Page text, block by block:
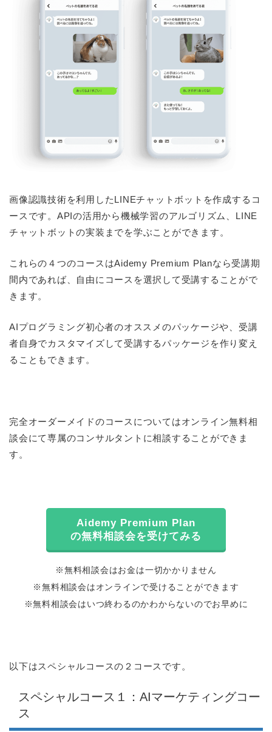
画像認識技術を利用したLINEチャットボットを作成するコ
ースです。APIの活用から機械学習のアルゴリズム、LINE
チャットボットの実装までを学ぶことができます。
これらの４つのコースはAidemy Premium Planなら受講期
間内であれば、自由にコースを選択して受講することがで
きます。
AIプログラミング初心者のオススメのパッケージや、受講
者自身でカスタマイズして受講するパッケージを作り変え
ることもできます。
完全オーダーメイドのコースについてはオンライン無料相
談会にて専属のコンサルタントに相談することができま
す。
Aidemy Premium Plan
の無料相談会を受けてみる
※無料相談会はお金は一切かかりません
※無料相談会はオンラインで受けることができます
※無料相談会はいつ終わるのかわからないのでお早めに
以下はスペシャルコースの２コースです。
スペシャルコース１：AIマーケティングコー
ス